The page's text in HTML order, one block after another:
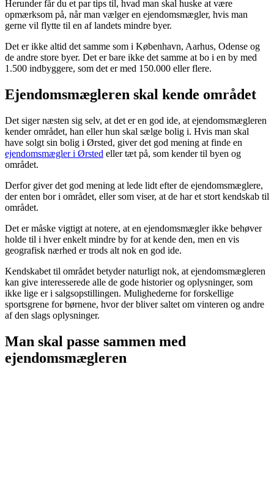
Herunder får du et par tips til, hvad man skal huske at være
opmærksom på, når man vælger en ejendomsmægler, hvis man
gerne vil flytte til en af landets mindre byer.
Det er ikke altid det samme som i København, Aarhus, Odense og
de andre store byer. Det er bare ikke det samme at bo i en by med
1.500 indbyggere, som det er med 150.000 eller flere.
Ejendomsmægleren skal kende området
Det siger næsten sig selv, at det er en god ide, at ejendomsmægleren
kender området, han eller hun skal sælge bolig i. Hvis man skal
have solgt sin bolig i Ørsted, giver det god mening at finde en
ejendomsmægler i Ørsted eller tæt på, som kender til byen og
området.
Derfor giver det god mening at lede lidt efter de ejendomsmæglere,
der enten bor i området, eller som viser, at de har et stort kendskab til
området.
Det er måske vigtigt at notere, at en ejendomsmægler ikke behøver
holde til i hver enkelt mindre by for at kende den, men en vis
geografisk nærhed er trods alt nok en god ide.
Kendskabet til området betyder naturligt nok, at ejendomsmægleren
kan give interesserede alle de gode historier og oplysninger, som
ikke lige er i salgsopstillingen. Mulighederne for forskellige
sportsgrene for børnene, hvor der bliver saltet om vinteren og andre
af den slags oplysninger.
Man skal passe sammen med
ejendomsmægleren